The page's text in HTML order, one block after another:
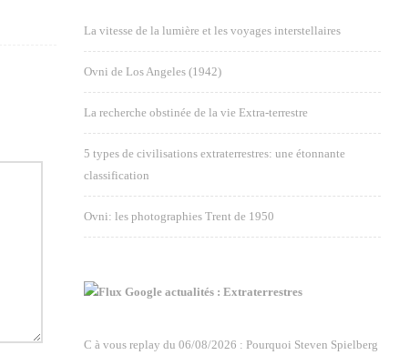
La vitesse de la lumière et les voyages interstellaires
Ovni de Los Angeles (1942)
La recherche obstinée de la vie Extra-terrestre
5 types de civilisations extraterrestres: une étonnante
classification
Ovni: les photographies Trent de 1950
Google actualités : Extraterrestres
C à vous replay du 06/08/2026 : Pourquoi Steven Spielberg